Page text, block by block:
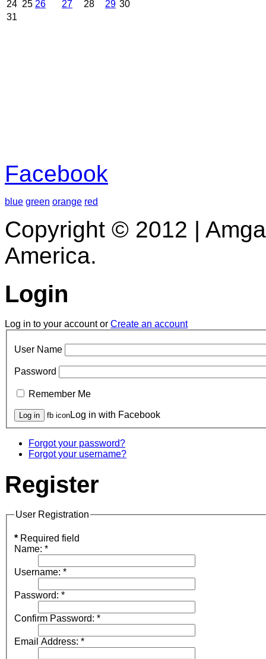
24 25 26 27 28 29 30
31
Facebook
blue green orange red
Copyright © 2012 |
America.
Login
Log in to your account or Create an account
User Name
Password
Remember Me
fb icon Log in with Facebook
Forgot your password?
Forgot your username?
Register
User Registration
* Required field
Name: *
Username: *
Password: *
Confirm Password: *
Email Address: *